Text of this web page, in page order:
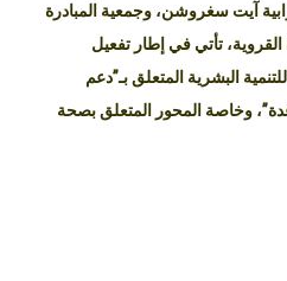
آيت سغروشن، وجمعية المبادرة
القروية، تأتي في إطار تفعيل
البشرية المتعلق بـ”دعم
وخاصة المحور المتعلق بصحة